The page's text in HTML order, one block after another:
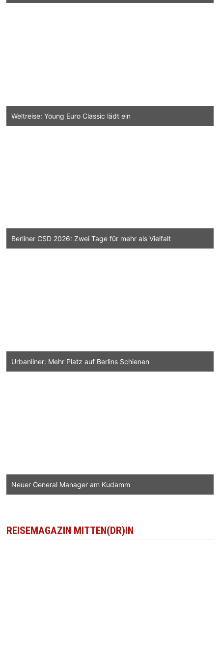
Weltreise: Young Euro Classic lädt ein
Berliner CSD 2026: Zwei Tage für mehr als Vielfalt
Urbanliner: Mehr Platz auf Berlins Schienen
Neuer General Manager am Kudamm
REISEMAGAZIN MITTEN(DR)IN